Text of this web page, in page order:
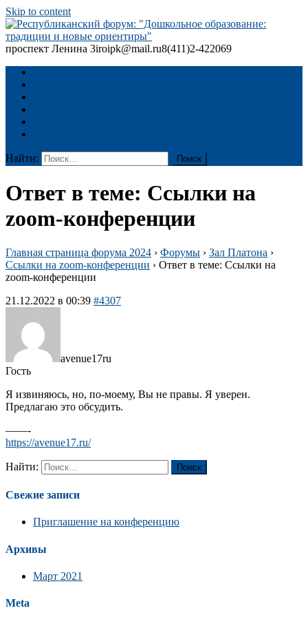
Skip to content
и новые ориентиры"
проспект Ленина 3iroipk@mail.ru8(411)2-422069
Найти:
Ответ в теме: Ссылки на
zoom-конференции
Главная страница форума 2024 › Форумы › Зал Платона ›
Ссылки на zoom-конференции › Ответ в теме: Ссылки на
zoom-конференции
21.12.2022 в 00:39 #4307
avenue17ru
Гость
Я извиняюсь, но, по-моему, Вы не правы. Я уверен.
Предлагаю это обсудить.
——-
https://avenue17.ru/
Найти:
Свежие записи
Приглашение на конференцию
Архивы
Март 2021
Meta